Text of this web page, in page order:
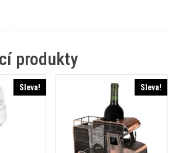
produkty
Sleva! Sleva!